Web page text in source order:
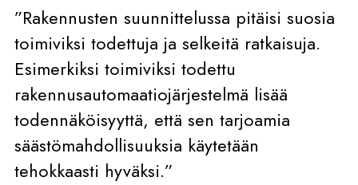
”Rakennusten suunnittelussa pitäisi suosia
toimiviksi todettuja ja selkeitä ratkaisuja.
Esimerkiksi toimiviksi todettu
rakennusautomaatiojärjestelmä lisää
todennäköisyyttä, että sen tarjoamia
säästömahdollisuuksia käytetään
tehokkaasti hyväksi.”